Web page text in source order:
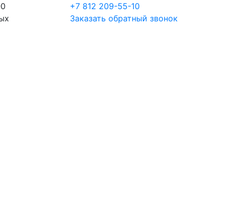
+7 812 209-55-10
Заказать обратный звонок